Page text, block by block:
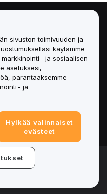
reserved.
sivuston toimivuuden ja
käytämme
ja sosiaalisen
asetuksesi,
parantaaksemme
ja
Hylkää valinnaiset
evästeet